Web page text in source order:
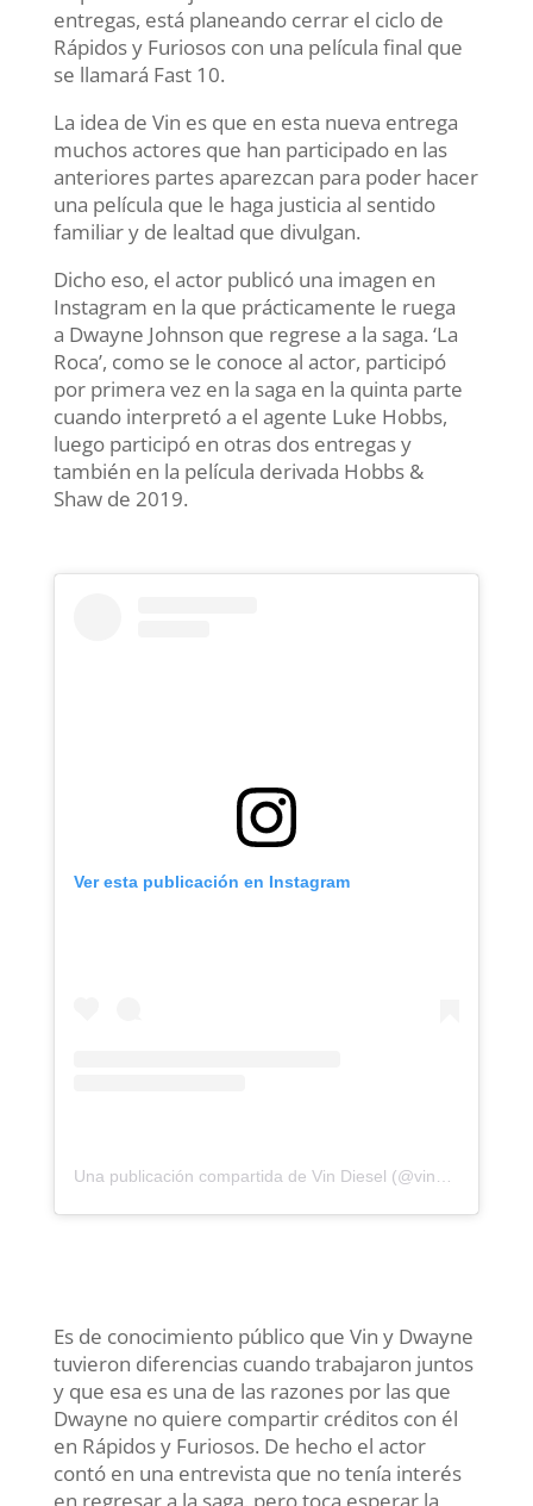
entregas, está planeando cerrar el ciclo de
Rápidos y Furiosos con una película final que
se llamará Fast 10.
La idea de Vin es que en esta nueva entrega
muchos actores que han participado en las
anteriores partes aparezcan para poder hacer
una película que le haga justicia al sentido
familiar y de lealtad que divulgan.
Dicho eso, el actor publicó una imagen en
Instagram en la que prácticamente le ruega
a Dwayne Johnson que regrese a la saga. ‘La
Roca’, como se le conoce al actor, participó
por primera vez en la saga en la quinta parte
cuando interpretó a el agente Luke Hobbs,
luego participó en otras dos entregas y
también en la película derivada Hobbs &
Shaw de 2019.
Ver esta publicación en Instagram
Es de conocimiento público que Vin y Dwayne
tuvieron diferencias cuando trabajaron juntos
y que esa es una de las razones por las que
Dwayne no quiere compartir créditos con él
en Rápidos y Furiosos. De hecho el actor
contó en una entrevista que no tenía interés
en regresar a la saga, pero toca esperar la